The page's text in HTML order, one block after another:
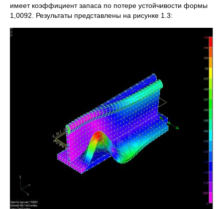
имеет коэффициент запаса по потере устойчивости формы
1,0092. Результаты представлены на рисунке 1.3: